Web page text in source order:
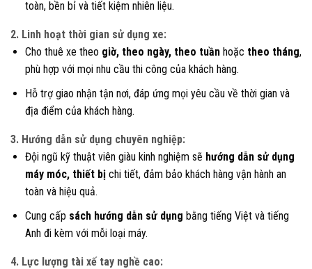
toàn, bền bỉ và tiết kiệm nhiên liệu.
2. Linh hoạt thời gian sử dụng xe:
Cho thuê xe theo giờ, theo ngày, theo tuầnhoặc theo tháng,
phù hợp với mọi nhu cầu thi công của khách hàng.
Hỗ trợ giao nhận tận nơi, đáp ứng mọi yêu cầu về thời gian và
địa điểm của khách hàng.
3. Hướng dẫn sử dụng chuyên nghiệp:
Đội ngũ kỹ thuật viên giàu kinh nghiệm sẽ hướng dẫn sử dụng
máy móc, thiết bịchi tiết, đảm bảo khách hàng vận hành an
toàn và hiệu quả.
Cung cấp sách hướng dẫn sử dụng bằng tiếng Việt và tiếng
Anh đi kèm với mỗi loại máy.
4. Lực lượng tài xế tay nghề cao: